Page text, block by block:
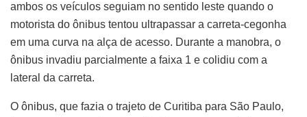
ambos os veículos seguiam no sentido leste quando o
motorista do ônibus tentou ultrapassar a carreta-cegonha
em uma curva na alça de acesso. Durante a manobra, o
ônibus invadiu parcialmente a faixa 1 e colidiu com a
lateral da carreta.
O ônibus, que fazia o trajeto de Curitiba para São Paulo,